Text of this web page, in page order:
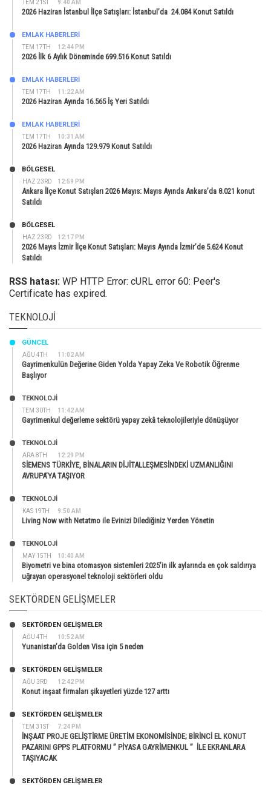
TEM 21ST 9:40 AM
2026 Haziran İstanbul İlçe Satışları: İstanbul’da 24.084 Konut Satıldı
TEM 17TH 12:44 PM
EMLAK HABERLERI
2026 İlk 6 Aylık Döneminde 699.516 Konut Satıldı
TEM 17TH 11:22 AM
EMLAK HABERLERI
2026 Haziran Ayında 16.565 İş Yeri Satıldı
TEM 17TH 10:31 AM
EMLAK HABERLERI
2026 Haziran Ayında 129.979 Konut Satıldı
HAZ 23RD 12:59 PM
BÖLGESEL
Ankara İlçe Konut Satışları 2026 Mayıs: Mayıs Ayında Ankara’da 8.021 konut
Satıldı
HAZ 23RD 12:17 PM
BÖLGESEL
2026 Mayıs İzmir İlçe Konut Satışları: Mayıs Ayında İzmir’de 5.624 Konut
Satıldı
RSS hatası: WP HTTP Error: cURL error 60: Peer's
Certificate has expired.
TEKNOLOJI
AĞU 4TH 11:02 AM
GÜNCEL
Gayrimenkulün Değerine Giden Yolda Yapay Zeka Ve Robotik Öğrenme
Başlıyor
TEM 30TH 11:42 AM
TEKNOLOJİ
Gayrimenkul değerleme sektörü yapay zekâ teknolojileriyle dönüşüyor
ARA 8TH 12:29 PM
TEKNOLOJİ
SİEMENS TÜRKİYE, BİNALARIN DİJİTALLEŞMESİNDEKİ UZMANLIĞINI
AVRUPA’YA TAŞIYOR
KAS 19TH 9:50 AM
TEKNOLOJİ
Living Now with Netatmo ile Evinizi Dilediğiniz Yerden Yönetin
MAY 15TH 10:40 AM
TEKNOLOJİ
Biyometri ve bina otomasyon sistemleri 2025’in ilk aylarında en çok saldırıya
uğrayan operasyonel teknoloji sektörleri oldu
SEKTÖRDEN GELIŞMELER
AĞU 4TH 10:52 AM
SEKTÖRDEN GELIŞMELER
Yunanistan’da Golden Visa için 5 neden
AĞU 3RD 12:42 PM
SEKTÖRDEN GELIŞMELER
Konut inşaat firmaları şikayetleri yüzde 127 arttı
TEM 31ST 7:24 PM
SEKTÖRDEN GELIŞMELER
İNŞAAT PROJE GELİŞTİRME ÜRETİM EKONOMİSİNDE; BİRİNCİ EL KONUT
PAZARINI GPPS PLATFORMU ” PİYASA GAYRİMENKUL ” İLE EKRANLARA
TAŞIYACAK
SEKTÖRDEN GELIŞMELER